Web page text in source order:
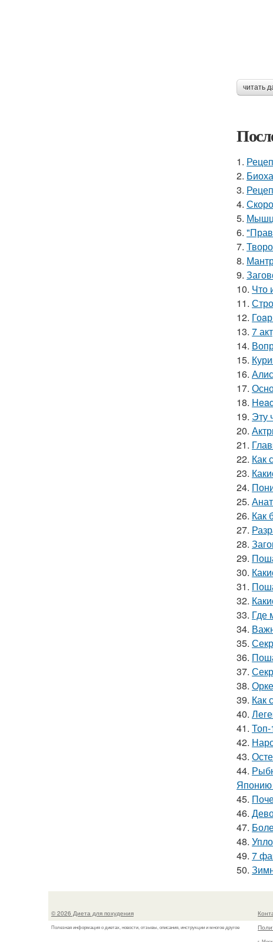
читать
1.
2.
3.
4.
5.
6.
7.
8.
9.
10. Что
11.
12.
13. 7
14.
15.
16.
17.
18.
19. Эту
20.
21.
22. Как
23.
24.
25.
26. Как
27.
28.
29.
30.
31.
32.
33. Где
34.
35.
36.
37.
38.
39. Как
40.
41.
42.
43.
44.
45.
46.
47.
48.
49. 7
50.
© 2026 Диета для похудения
Полезная информация о диетах, новости, отзывы, описания, инструкции и многое другое